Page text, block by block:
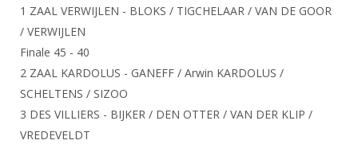
Vacatures
Bondsbureau
Medewerkers
Samenwerking
Rolstoelschermen
KNAS Keurmerk
NK's
Internationale Titeltoernooien
Internationale aanmeldingen
Internationale opleidingen
Opleidingen
Voor scheidsrechters
Nieuws
1 ZAAL VERWIJLEN - BLOKS / TIGCHELAAR / VAN DE GOOR
/ VERWIJLEN
Finale 45 - 40
2 ZAAL KARDOLUS - GANEFF / Arwin KARDOLUS /
SCHELTENS / SIZOO
3 DES VILLIERS - BIJKER / DEN OTTER / VAN DER KLIP /
VREDEVELDT